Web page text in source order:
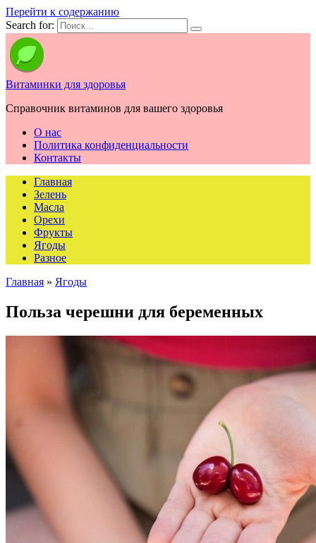
Перейти к содержанию
Search for:
Витаминки для здоровья
Справочник витаминов для вашего здоровья
О нас
Политика конфиденциальности
Контакты
Главная
Зелень
Масла
Орехи
Фрукты
Ягоды
Разное
Главная » Ягоды
Польза черешни для беременных